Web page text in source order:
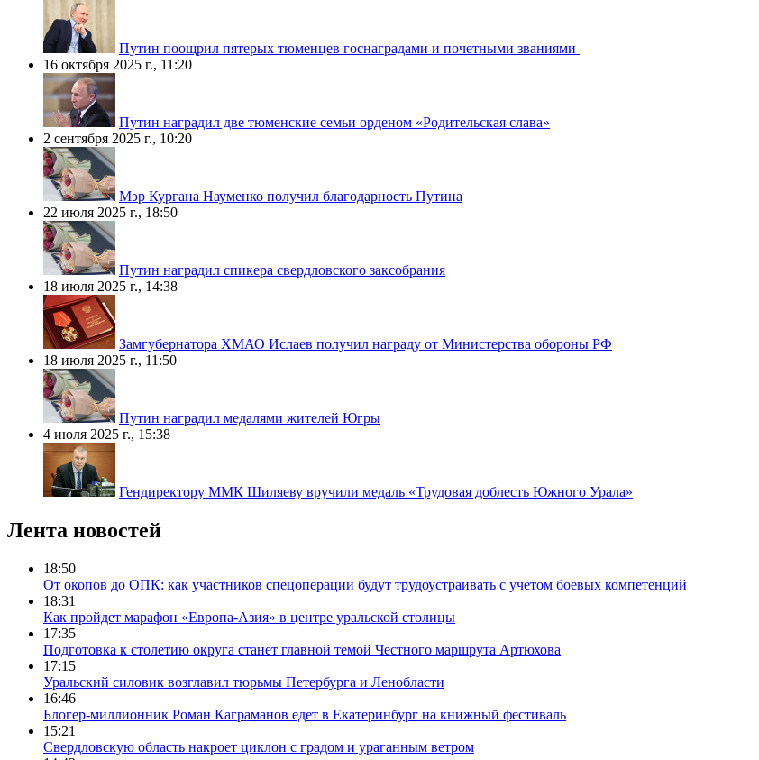
Путин поощрил пятерых тюменцев госнаградами и почетными званиями
16 октября 2025 г., 11:20
Путин наградил две тюменские семьи орденом «Родительская слава»
2 сентября 2025 г., 10:20
Мэр Кургана Науменко получил благодарность Путина
22 июля 2025 г., 18:50
Путин наградил спикера свердловского заксобрания
18 июля 2025 г., 14:38
Замгубернатора ХМАО Ислаев получил награду от Министерства обороны РФ
18 июля 2025 г., 11:50
Путин наградил медалями жителей Югры
4 июля 2025 г., 15:38
Гендиректору ММК Шиляеву вручили медаль «Трудовая доблесть Южного Урала»
Лента новостей
18:50
От окопов до ОПК: как участников спецоперации будут трудоустраивать с учетом боевых компетенций
18:31
Как пройдет марафон «Европа-Азия» в центре уральской столицы
17:35
Подготовка к столетию округа станет главной темой Честного маршрута Артюхова
17:15
Уральский силовик возглавил тюрьмы Петербурга и Ленобласти
16:46
Блогер-миллионник Роман Каграманов едет в Екатеринбург на книжный фестиваль
15:21
Свердловскую область накроет циклон с градом и ураганным ветром